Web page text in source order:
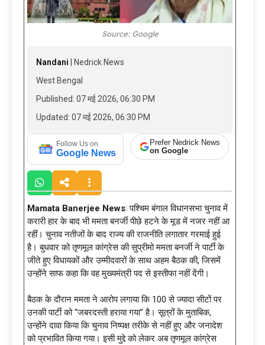
Source: Google
Nandani | Nedrick News
West Bengal
Published: 07 मई 2026, 06:30 PM
Updated: 07 मई 2026, 06:30 PM
Follow Us on
Google News
Prefer Nedrick News
on Google
Mamata Banerjee News: पश्चिम बंगाल विधानसभा चुनाव में
करारी हार के बाद भी ममता बनर्जी पीछे हटने के मूड में नजर नहीं आ
रहीं। चुनाव नतीजों के बाद राज्य की राजनीति लगातार गरमाई हुई
है। बुधवार को तृणमूल कांग्रेस की सुप्रीमो ममता बनर्जी ने पार्टी के
जीते हुए विधायकों और उम्मीदवारों के साथ अहम बैठक की, जिसमें
उन्होंने साफ कहा कि वह मुख्यमंत्री पद से इस्तीफा नहीं देंगी।
बैठक के दौरान ममता ने आरोप लगाया कि 100 से ज्यादा सीटों पर
उनकी पार्टी को “जबरदस्ती हराया गया” है। सूत्रों के मुताबिक,
उन्होंने दावा किया कि चुनाव निष्पक्ष तरीके से नहीं हुए और जनादेश
को प्रभावित किया गया। इसी मुद्दे को लेकर अब तृणमूल कांग्रेस